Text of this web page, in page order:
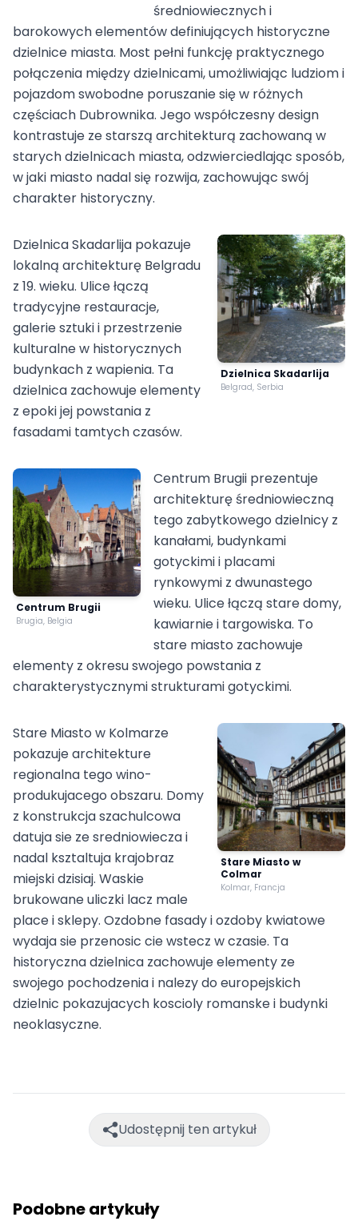
średniowiecznych i
barokowych elementów definiujących historyczne
dzielnice miasta. Most pełni funkcję praktycznego
połączenia między dzielnicami, umożliwiając ludziom i
pojazdom swobodne poruszanie się w różnych
częściach Dubrownika. Jego współczesny design
kontrastuje ze starszą architekturą zachowaną w
starych dzielnicach miasta, odzwierciedlając sposób,
w jaki miasto nadal się rozwija, zachowując swój
charakter historyczny.
Dzielnica Skadarlija
Belgrad, Serbia
Dzielnica Skadarlija pokazuje
lokalną architekturę Belgradu
z 19. wieku. Ulice łączą
tradycyjne restauracje,
galerie sztuki i przestrzenie
kulturalne w historycznych
budynkach z wapienia. Ta
dzielnica zachowuje elementy
z epoki jej powstania z
fasadami tamtych czasów.
Centrum Brugii
Brugia, Belgia
Centrum Brugii prezentuje
architekturę średniowieczną
tego zabytkowego dzielnicy z
kanałami, budynkami
gotyckimi i placami
rynkowymi z dwunastego
wieku. Ulice łączą stare domy,
kawiarnie i targowiska. To
stare miasto zachowuje
elementy z okresu swojego powstania z
charakterystycznymi strukturami gotyckimi.
Stare Miasto w
Colmar
Kolmar, Francja
Stare Miasto w Kolmarze
pokazuje architekture
regionalna tego wino-
produkujacego obszaru. Domy
z konstrukcja szachulcowa
datuja sie ze sredniowiecza i
nadal ksztaltuja krajobraz
miejski dzisiaj. Waskie
brukowane uliczki lacz male
place i sklepy. Ozdobne fasady i ozdoby kwiatowe
wydaja sie przenosic cie wstecz w czasie. Ta
historyczna dzielnica zachowuje elementy ze
swojego pochodzenia i nalezy do europejskich
dzielnic pokazujacych koscioly romanske i budynki
neoklasyczne.
Udostępnij ten artykuł
Podobne artykuły